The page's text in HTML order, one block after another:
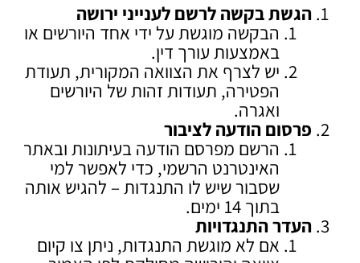
הגשת בקשה לרשם לענייני ירושה
הבקשה מוגשת על ידי אחד היורשים או
באמצעות עורך דין.
יש לצרף את הצוואה המקורית, תעודת
הפטירה, תעודות זהות של היורשים
ואגרה.
פרסום הודעה לציבור
הרשם מפרסם הודעה בעיתונות ובאתר
האינטרנט הרשמי, כדי לאפשר למי
שסבור שיש לו התנגדות – להגיש אותה
בתוך 14 ימים.
העדר התנגדויות
אם לא מוגשת התנגדות, ניתן צו קיום